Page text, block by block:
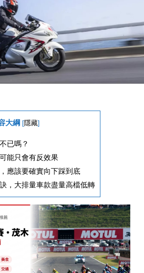
大綱 [隱藏]
已嗎？
能只會有反效果
應該要確實向下踩到底
，大排量車款盡量高檔低轉